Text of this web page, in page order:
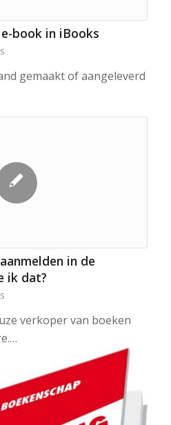
book in iBooks
gemaakt of aangeleverd
in de
ik dat?
verkoper van boeken